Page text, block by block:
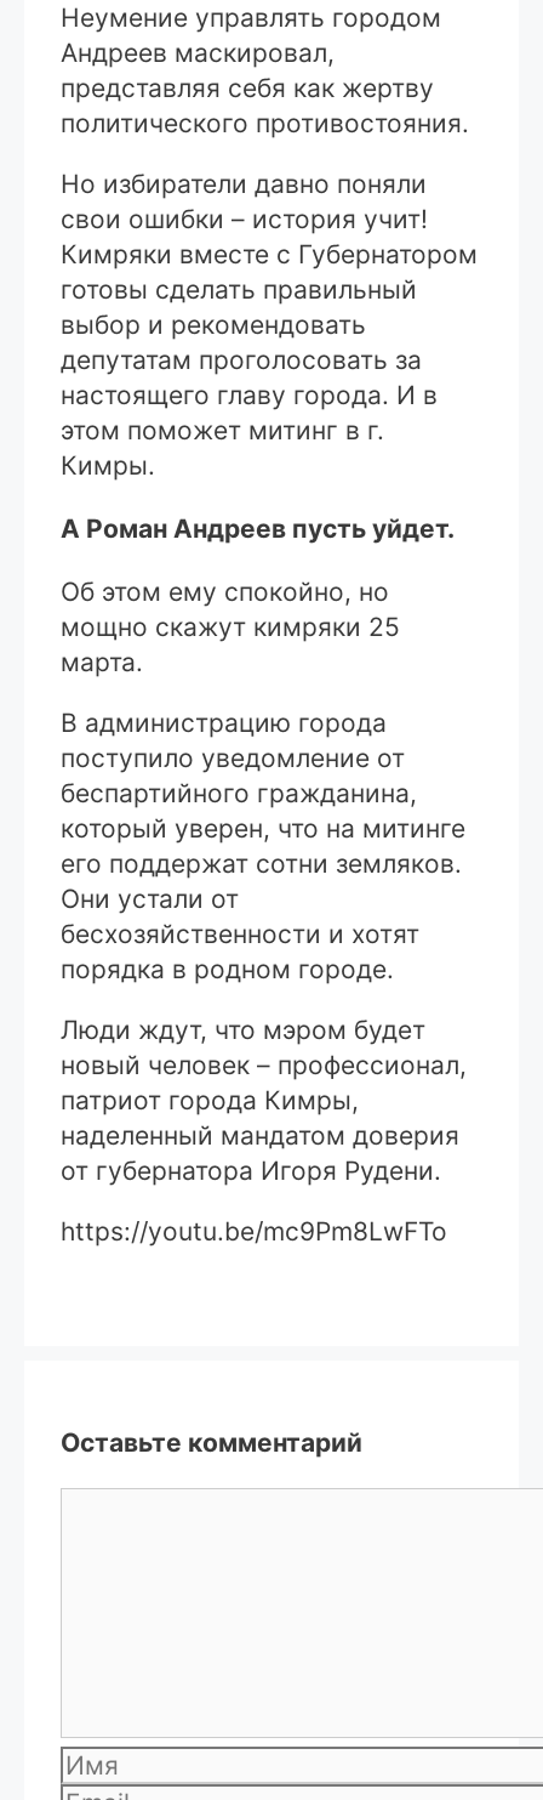
Неумение управлять городом
Андреев маскировал,
представляя себя как жертву
политического противостояния.
Но избиратели давно поняли
свои ошибки – история учит!
Кимряки вместе с Губернатором
готовы сделать правильный
выбор и рекомендовать
депутатам проголосовать за
настоящего главу города. И в
этом поможет митинг в г.
Кимры.
А Роман Андреев пусть уйдет.
Об этом ему спокойно, но
мощно скажут кимряки 25
марта.
В администрацию города
поступило уведомление от
беспартийного гражданина,
который уверен, что на митинге
его поддержат сотни земляков.
Они устали от
бесхозяйственности и хотят
порядка в родном городе.
Люди ждут, что мэром будет
новый человек – профессионал,
патриот города Кимры,
наделенный мандатом доверия
от губернатора Игоря Рудени.
https://youtu.be/mc9Pm8LwFTo
Оставьте комментарий
Имя